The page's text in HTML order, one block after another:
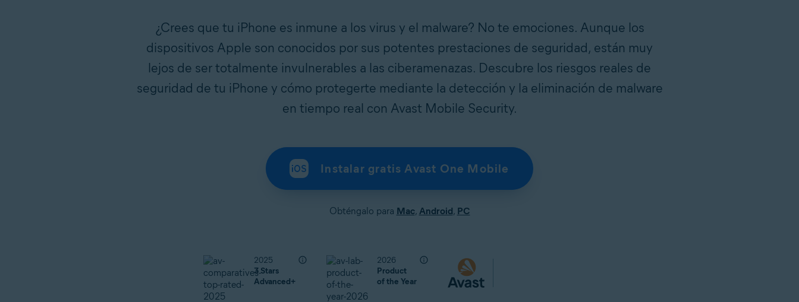
¿Crees que tu iPhone es inmune a los virus y el malware? No te emociones. Aunque los
dispositivos Apple son conocidos por sus potentes prestaciones de seguridad, están muy
lejos de ser totalmente invulnerables a las ciberamenazas. Descubre los riesgos reales de
seguridad de tu iPhone y cómo protegerte mediante la detección y la eliminación de malware
en tiempo real con Avast Mobile Security.
Instalar gratis Avast One Mobile
Obténgalo para Mac, Android, PC
2025
3 Stars
Advanced+
2026
Product
of the Year